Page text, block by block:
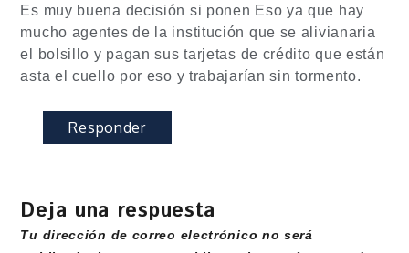
Es muy buena decisión si ponen Eso ya que hay
mucho agentes de la institución que se alivianaria
el bolsillo y pagan sus tarjetas de crédito que están
asta el cuello por eso y trabajarían sin tormento.
Responder
Deja una respuesta
Tu dirección de correo electrónico no será